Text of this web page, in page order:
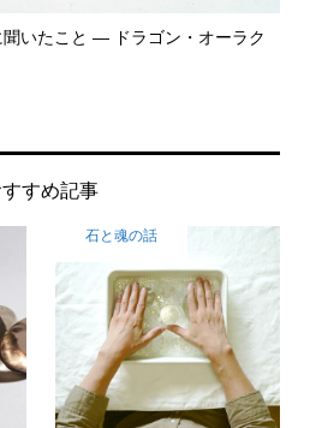
聞いたこと ― ドラゴン・オーラク
すすめ記事
石と魂の話